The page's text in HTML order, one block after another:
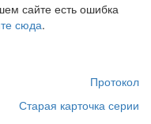
сайте есть ошибка
сюда.
Протокол
Старая карточка серии